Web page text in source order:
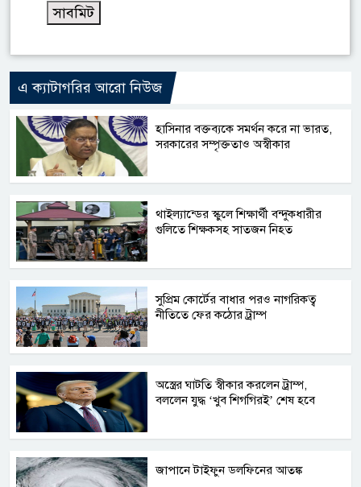
এ ক্যাটাগরির আরো নিউজ
হাসিনার বক্তব্যকে সমর্থন করে না ভারত,
সরকারের সম্পৃক্ততাও অস্বীকার
থাইল্যান্ডের স্কুলে শিক্ষার্থী বন্দুকধারীর
গুলিতে শিক্ষকসহ সাতজন নিহত
সুপ্রিম কোর্টের বাধার পরও নাগরিকত্ব
নীতিতে ফের কঠোর ট্রাম্প
অস্ত্রের ঘাটতি স্বীকার করলেন ট্রাম্প,
বললেন যুদ্ধ ‘খুব শিগগিরই’ শেষ হবে
জাপানে টাইফুন ডলফিনের আতঙ্ক